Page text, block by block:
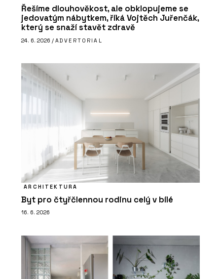
Řešíme dlouhověkost, ale obklopujeme se
jedovatým nábytkem, říká Vojtěch Juřenčák,
který se snaží stavět zdravě
24. 6. 2026 / ADVERTORIAL
ARCHITEKTURA
Byt pro čtyřčlennou rodinu celý v bílé
16. 6. 2026